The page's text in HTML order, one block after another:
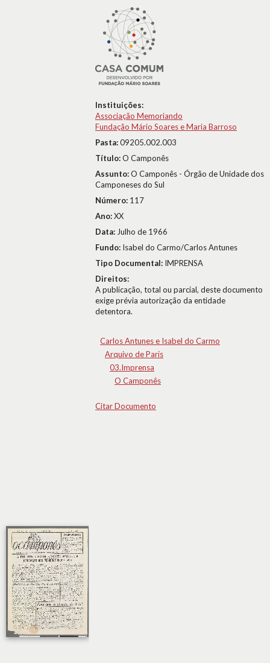
Instituições:
Associação Memoriando
Fundação Mário Soares e Maria Barroso
Pasta:09205.002.003
Título:O Camponês
Assunto:O Camponês - Órgão de Unidade dos
Camponeses do Sul
Número: 117
Ano:XX
Data: Julho de 1966
Fundo: Isabel do Carmo/Carlos Antunes
Tipo Documental: IMPRENSA
Direitos:
A publicação, total ou parcial, deste documento
exige prévia autorização da entidade
detentora.
Carlos Antunes e Isabel do Carmo
Arquivo de Paris
03.Imprensa
O Camponês
Citar Documento